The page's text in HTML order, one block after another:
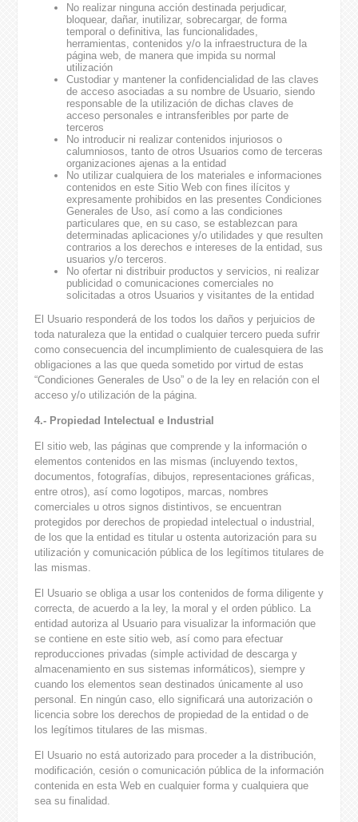
No realizar ninguna acción destinada perjudicar,
bloquear, dañar, inutilizar, sobrecargar, de forma
temporal o definitiva, las funcionalidades,
herramientas, contenidos y/o la infraestructura de la
página web, de manera que impida su normal
utilización
Custodiar y mantener la confidencialidad de las claves
de acceso asociadas a su nombre de Usuario, siendo
responsable de la utilización de dichas claves de
acceso personales e intransferibles por parte de
terceros
No introducir ni realizar contenidos injuriosos o
calumniosos, tanto de otros Usuarios como de terceras
organizaciones ajenas a la entidad
No utilizar cualquiera de los materiales e informaciones
contenidos en este Sitio Web con fines ilícitos y
expresamente prohibidos en las presentes Condiciones
Generales de Uso, así como a las condiciones
particulares que, en su caso, se establezcan para
determinadas aplicaciones y/o utilidades y que resulten
contrarios a los derechos e intereses de la entidad, sus
usuarios y/o terceros.
No ofertar ni distribuir productos y servicios, ni realizar
publicidad o comunicaciones comerciales no
solicitadas a otros Usuarios y visitantes de la entidad
El Usuario responderá de los todos los daños y perjuicios de
toda naturaleza que la entidad o cualquier tercero pueda sufrir
como consecuencia del incumplimiento de cualesquiera de las
obligaciones a las que queda sometido por virtud de estas
“Condiciones Generales de Uso” o de la ley en relación con el
acceso y/o utilización de la página.
4.- Propiedad Intelectual e Industrial
El sitio web, las páginas que comprende y la información o
elementos contenidos en las mismas (incluyendo textos,
documentos, fotografías, dibujos, representaciones gráficas,
entre otros), así como logotipos, marcas, nombres
comerciales u otros signos distintivos, se encuentran
protegidos por derechos de propiedad intelectual o industrial,
de los que la entidad es titular u ostenta autorización para su
utilización y comunicación pública de los legítimos titulares de
las mismas.
El Usuario se obliga a usar los contenidos de forma diligente y
correcta, de acuerdo a la ley, la moral y el orden público. La
entidad autoriza al Usuario para visualizar la información que
se contiene en este sitio web, así como para efectuar
reproducciones privadas (simple actividad de descarga y
almacenamiento en sus sistemas informáticos), siempre y
cuando los elementos sean destinados únicamente al uso
personal. En ningún caso, ello significará una autorización o
licencia sobre los derechos de propiedad de la entidad o de
los legítimos titulares de las mismas.
El Usuario no está autorizado para proceder a la distribución,
modificación, cesión o comunicación pública de la información
contenida en esta Web en cualquier forma y cualquiera que
sea su finalidad.